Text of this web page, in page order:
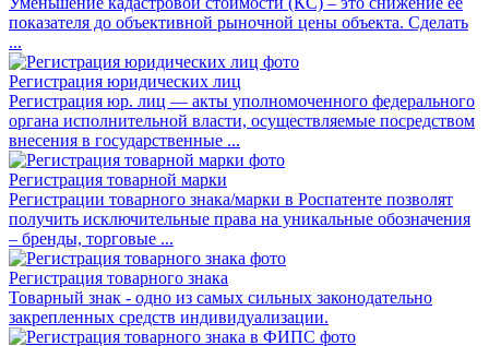
показателя до объективной рыночной цены объекта. Сделать
...
Регистрация юридических лиц
Регистрация юр. лиц — акты уполномоченного федерального
органа исполнительной власти, осуществляемые посредством
внесения в государственные ...
Регистрация товарной марки
Регистрации товарного знака/марки в Роспатенте позволят
получить исключительные права на уникальные обозначения
– бренды, торговые ...
Регистрация товарного знака
Товарный знак - одно из самых сильных законодательно
закрепленных средств индивидуализации.